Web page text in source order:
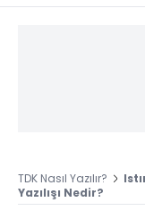
TDK Nasıl Yazılır?
Yazılışı Nedir?